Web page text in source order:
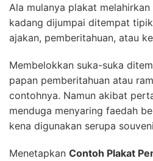
Ala mulanya plakat
kadang dijumpai ditempat
ajakan, pemberitahuan, atau
Membelokkan suka-suka
papan pemberitahuan atau
contohnya. Namun akibat
menduga menyaring faedah
kena digunakan serupa
Menetapkan Contoh Plakat